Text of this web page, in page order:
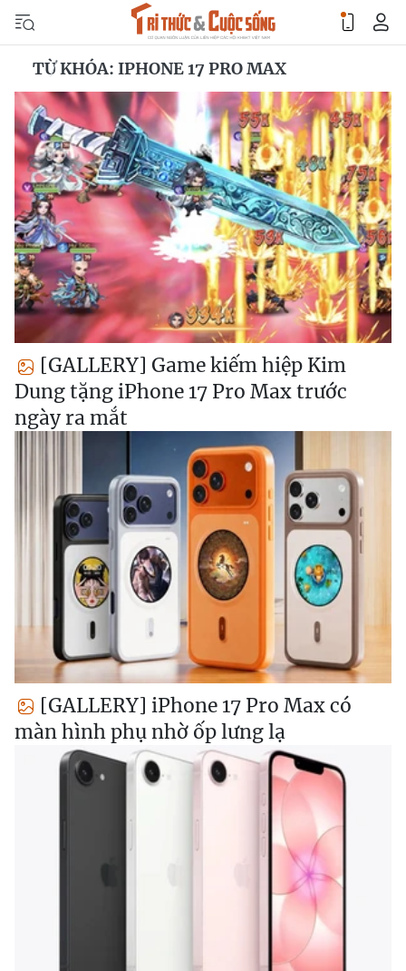
TỪ KHÓA: IPHONE 17 PRO MAX
[GALLERY] Game kiếm hiệp Kim
Dung tặng iPhone 17 Pro Max trước
ngày ra mắt
[GALLERY] iPhone 17 Pro Max có
màn hình phụ nhờ ốp lưng lạ